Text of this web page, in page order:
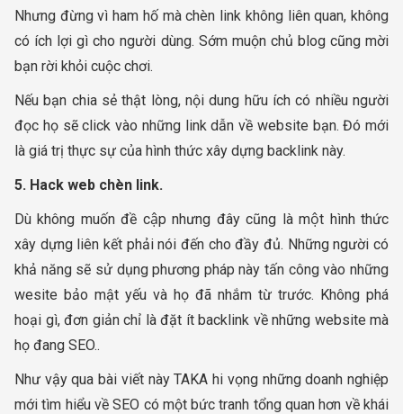
Nhưng đừng vì ham hố mà chèn link không liên quan, không
có ích lợi gì cho người dùng. Sớm muộn chủ blog cũng mời
bạn rời khỏi cuộc chơi.
Nếu bạn chia sẻ thật lòng, nội dung hữu ích có nhiều người
đọc họ sẽ click vào những link dẫn về website bạn. Đó mới
là giá trị thực sự của hình thức xây dựng backlink này.
5. Hack web chèn link.
Dù không muốn đề cập nhưng đây cũng là một hình thức
xây dựng liên kết phải nói đến cho đầy đủ. Những người có
khả năng sẽ sử dụng phương pháp này tấn công vào những
wesite bảo mật yếu và họ đã nhắm từ trước. Không phá
hoại gì, đơn giản chỉ là đặt ít backlink về những website mà
họ đang SEO..
Như vậy qua bài viết này TAKA hi vọng những doanh nghiệp
mới tìm hiểu về SEO có một bức tranh tổng quan hơn về khái